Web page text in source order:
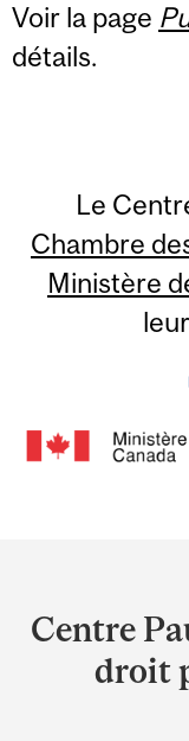
Voir la page
détails.
Le
Chambre
Ministère
and
Centre
droit